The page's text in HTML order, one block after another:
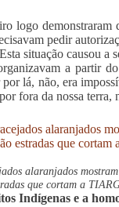
logo
pedir
situação causou
a partir
lá, não, era
fora da nossa terra,
alaranjados
que cortam a
Indígenas e a